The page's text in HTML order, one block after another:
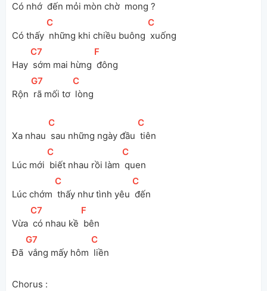
Có nhớ đến mỏi mòn chờ mong ?
Có thấy
[
C
những khi chiều buông
[
C
xuống
Hay
[
C7
sớm mai hừng
[F
đông
Rộn
[
G7
rã mối tơ
[
C
lòng
Xa nhau
[
C
sau những ngày đầu
[
C
tiên
Lúc mới
[
C
biết nhau rồi làm
[
C
quen
Lúc chớm
[
C
thấy như tình yêu
[
C
đến
Vừa
[
C7
có nhau kề
[F
bên
Đã
[
G7
vắng mấy hôm
[
C
liền
Chorus :